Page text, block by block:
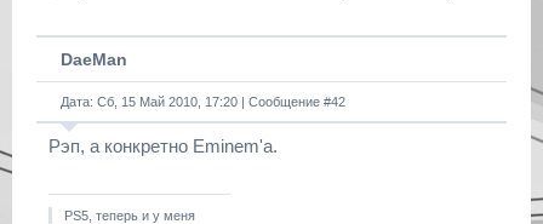
DaeMan
Дата: Сб, 15 Май 2010, 17:20 | Сообщение #42
Рэп, a конкрeтно Eminem'a.
PS5, теперь и у меня